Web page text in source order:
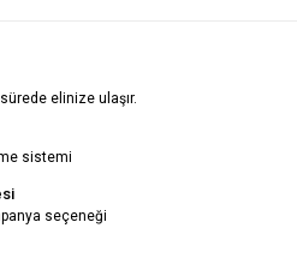
elinize ulaşır.
sistemi
seçeneği